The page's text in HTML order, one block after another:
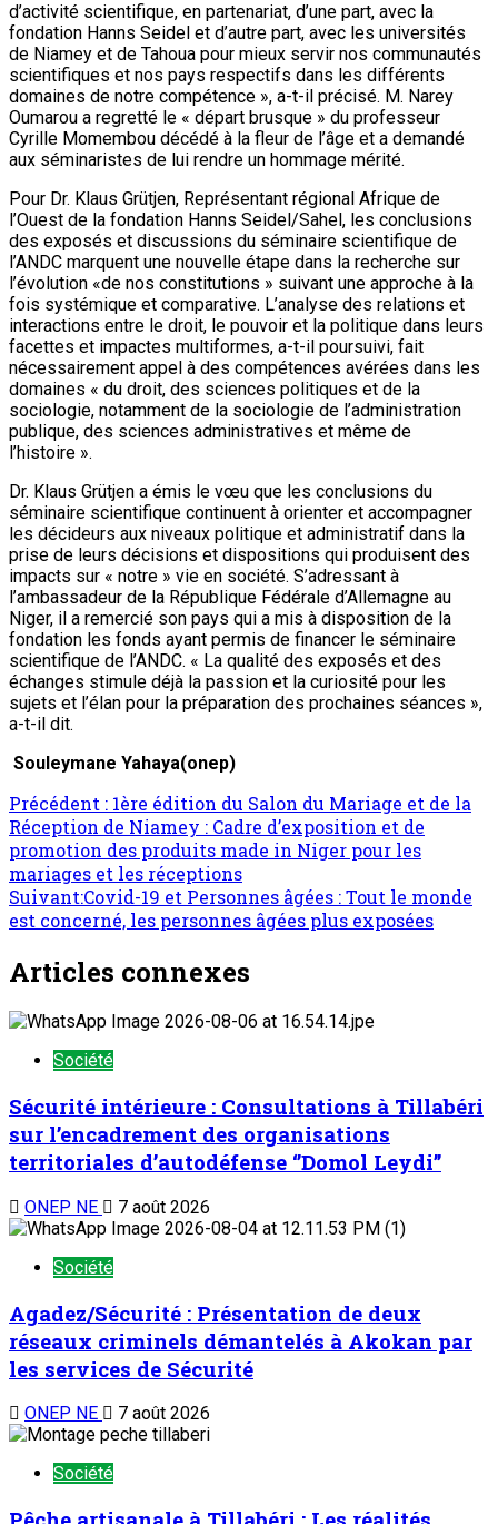
d’activité scientifique, en partenariat, d’une part, avec la
fondation Hanns Seidel et d’autre part, avec les universités
de Niamey et de Tahoua pour mieux servir nos communautés
scientifiques et nos pays respectifs dans les différents
domaines de notre compétence », a-t-il précisé. M. Narey
Oumarou a regretté le « départ brusque » du professeur
Cyrille Momembou décédé à la fleur de l’âge et a demandé
aux séminaristes de lui rendre un hommage mérité.
Pour Dr. Klaus Grütjen, Représentant régional Afrique de
l’Ouest de la fondation Hanns Seidel/Sahel, les conclusions
des exposés et discussions du séminaire scientifique de
l’ANDC marquent une nouvelle étape dans la recherche sur
l’évolution «de nos constitutions » suivant une approche à la
fois systémique et comparative. L’analyse des relations et
interactions entre le droit, le pouvoir et la politique dans leurs
facettes et impactes multiformes, a-t-il poursuivi, fait
nécessairement appel à des compétences avérées dans les
domaines « du droit, des sciences politiques et de la
sociologie, notamment de la sociologie de l’administration
publique, des sciences administratives et même de
l’histoire ».
Dr. Klaus Grütjen a émis le vœu que les conclusions du
séminaire scientifique continuent à orienter et accompagner
les décideurs aux niveaux politique et administratif dans la
prise de leurs décisions et dispositions qui produisent des
impacts sur « notre » vie en société. S’adressant à
l’ambassadeur de la République Fédérale d’Allemagne au
Niger, il a remercié son pays qui a mis à disposition de la
fondation les fonds ayant permis de financer le séminaire
scientifique de l’ANDC. « La qualité des exposés et des
échanges stimule déjà la passion et la curiosité pour les
sujets et l’élan pour la préparation des prochaines séances »,
a-t-il dit.
Souleymane Yahaya(onep)
Précédent : 1ère édition du Salon du Mariage et de la
Réception de Niamey : Cadre d’exposition et de
promotion des produits made in Niger pour les
mariages et les réceptions
Suivant:Covid-19 et Personnes âgées : Tout le monde
est concerné, les personnes âgées plus exposées
Articles connexes
Société
Sécurité intérieure : Consultations à Tillabéri
sur l’encadrement des organisations
territoriales d’autodéfense ‘’Domol Leydi’’
ONEP NE 7 août 2026
Société
Agadez/Sécurité : Présentation de deux
réseaux criminels démantelés à Akokan par
les services de Sécurité
ONEP NE 7 août 2026
Société